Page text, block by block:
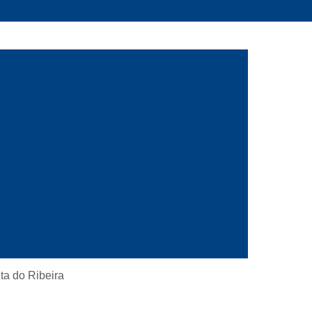
Etiqueta de Gondola Amarela
do Ribeira